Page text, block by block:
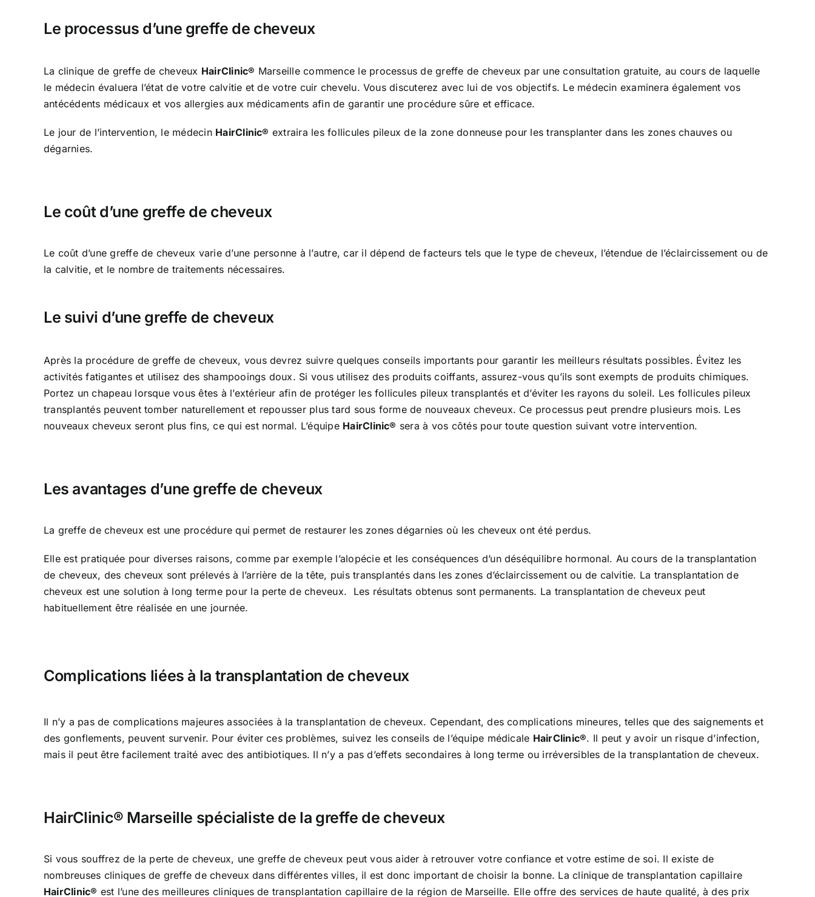
Le processus d’une greffe de cheveux
La clinique de greffe de cheveux HairClinic® Marseille commence le processus de greffe de cheveux par une consultation gratuite, au cours de laquelle
le médecin évaluera l’état de votre calvitie et de votre cuir chevelu. Vous discuterez avec lui de vos objectifs. Le médecin examinera également vos
antécédents médicaux et vos allergies aux médicaments afin de garantir une procédure sûre et efficace.
Le jour de l’intervention, le médecin HairClinic® extraira les follicules pileux de la zone donneuse pour les transplanter dans les zones chauves ou
dégarnies.
Le coût d’une greffe de cheveux
Le coût d’une greffe de cheveux varie d’une personne à l’autre, car il dépend de facteurs tels que le type de cheveux, l’étendue de l’éclaircissement ou de
la calvitie, et le nombre de traitements nécessaires.
Le suivi d’une greffe de cheveux
Après la procédure de greffe de cheveux, vous devrez suivre quelques conseils importants pour garantir les meilleurs résultats possibles. Évitez les
activités fatigantes et utilisez des shampooings doux. Si vous utilisez des produits coiffants, assurez-vous qu’ils sont exempts de produits chimiques.
Portez un chapeau lorsque vous êtes à l’extérieur afin de protéger les follicules pileux transplantés et d’éviter les rayons du soleil. Les follicules pileux
transplantés peuvent tomber naturellement et repousser plus tard sous forme de nouveaux cheveux. Ce processus peut prendre plusieurs mois. Les
nouveaux cheveux seront plus fins, ce qui est normal. L’équipe HairClinic® sera à vos côtés pour toute question suivant votre intervention.
Les avantages d’une greffe de cheveux
La greffe de cheveux est une procédure qui permet de restaurer les zones dégarnies où les cheveux ont été perdus.
Elle est pratiquée pour diverses raisons, comme par exemple l’alopécie et les conséquences d’un déséquilibre hormonal. Au cours de la transplantation
de cheveux, des cheveux sont prélevés à l’arrière de la tête, puis transplantés dans les zones d’éclaircissement ou de calvitie. La transplantation de
cheveux est une solution à long terme pour la perte de cheveux. Les résultats obtenus sont permanents. La transplantation de cheveux peut
habituellement être réalisée en une journée.
Complications liées à la transplantation de cheveux
Il n’y a pas de complications majeures associées à la transplantation de cheveux. Cependant, des complications mineures, telles que des saignements et
des gonflements, peuvent survenir. Pour éviter ces problèmes, suivez les conseils de l’équipe médicale HairClinic®. Il peut y avoir un risque d’infection,
mais il peut être facilement traité avec des antibiotiques. Il n’y a pas d’effets secondaires à long terme ou irréversibles de la transplantation de cheveux.
HairClinic® Marseille spécialiste de la greffe de cheveux
Si vous souffrez de la perte de cheveux, une greffe de cheveux peut vous aider à retrouver votre confiance et votre estime de soi. Il existe de
nombreuses cliniques de greffe de cheveux dans différentes villes, il est donc important de choisir la bonne. La clinique de transplantation capillaire
HairClinic® est l’une des meilleures cliniques de transplantation capillaire de la région de Marseille. Elle offre des services de haute qualité, à des prix